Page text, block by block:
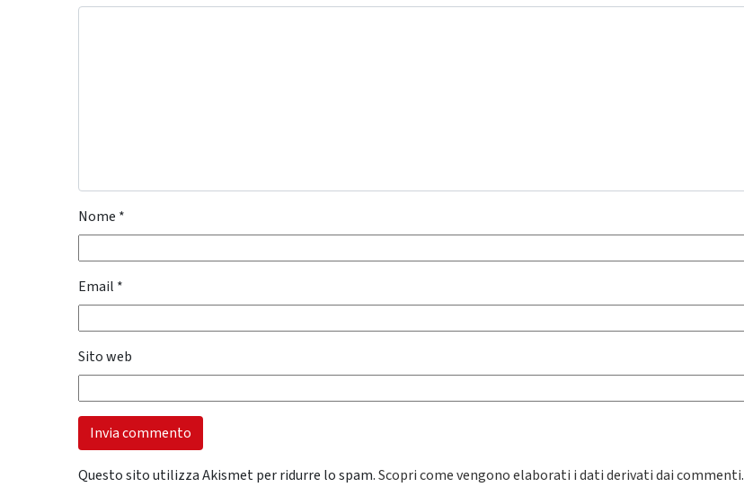
Nome *
Email *
Sito web
Questo sito utilizza Akismet per ridurre lo spam.Scopri come vengono elaborati i dati derivati dai commenti.